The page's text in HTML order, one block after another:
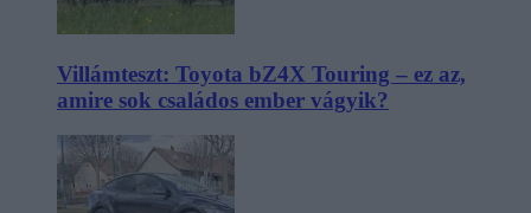
Villámteszt: Toyota bZ4X Touring – ez az,
amire sok családos ember vágyik?